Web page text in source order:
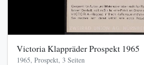
Victoria Klappräder Prospekt 1965
1965, Prospekt, 3 Seiten